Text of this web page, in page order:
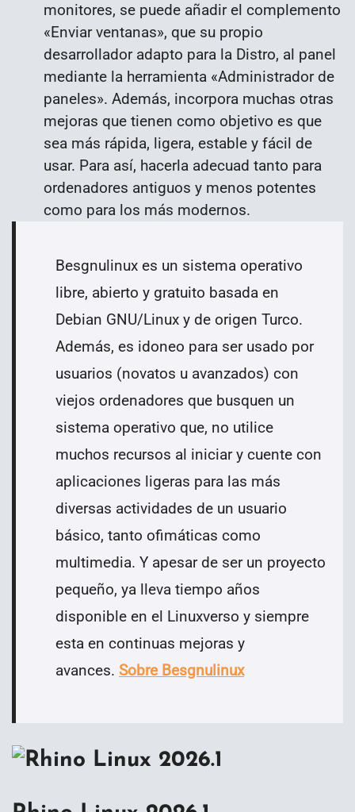
monitores, se puede añadir el complemento
«Enviar ventanas», que su propio
desarrollador adapto para la Distro, al panel
mediante la herramienta «Administrador de
paneles». Además, incorpora muchas otras
mejoras que tienen como objetivo es que
sea más rápida, ligera, estable y fácil de
usar. Para así, hacerla adecuad tanto para
ordenadores antiguos y menos potentes
como para los más modernos.
Besgnulinux es un sistema operativo
libre, abierto y gratuito basada en
Debian GNU/Linux y de origen Turco.
Además, es idoneo para ser usado por
usuarios (novatos u avanzados) con
viejos ordenadores que busquen un
sistema operativo que, no utilice
muchos recursos al iniciar y cuente con
aplicaciones ligeras para las más
diversas actividades de un usuario
básico, tanto ofimáticas como
multimedia. Y apesar de ser un proyecto
pequeño, ya lleva tiempo años
disponible en el Linuxverso y siempre
esta en continuas mejoras y
avances. Sobre Besgnulinux